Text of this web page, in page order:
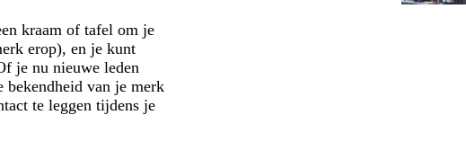
kraam of tafel om je
erop), en je kunt
je nu nieuwe leden
bekendheid van je merk
te leggen tijdens je